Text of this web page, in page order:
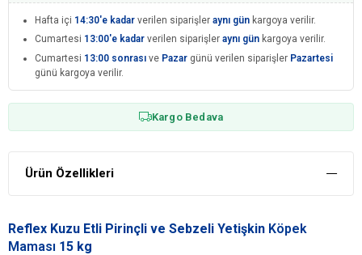
Hafta içi 14:30'e kadar verilen siparişleraynı gün kargoya verilir.
Cumartesi 13:00'e kadar verilen siparişleraynı gün kargoya verilir.
Cumartesi 13:00 sonrası ve Pazar günü verilen siparişler Pazartesi
günü kargoya verilir.
Kargo Bedava
Ürün Özellikleri
Reflex Kuzu Etli Pirinçli ve Sebzeli Yetişkin Köpek
Maması 15 kg